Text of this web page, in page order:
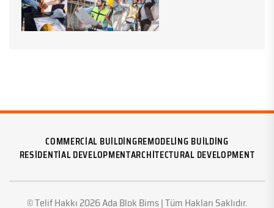
COMMERCIAL BUILDINGREMODELING BUILDING
RESIDENTIAL DEVELOPMENTARCHITECTURAL DEVELOPMENT
© Telif Hakkı 2026 Ada Blok Bims | Tüm Hakları Saklıdır.